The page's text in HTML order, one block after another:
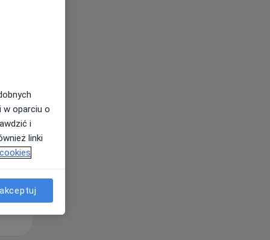
w oparciu o
i
linki